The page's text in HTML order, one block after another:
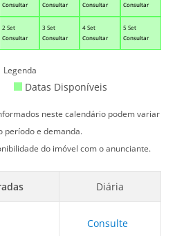
Consultar
Consultar
Consultar
Consultar
2 Set
Consultar
3 Set
Consultar
4 Set
Consultar
5 Set
Consultar
Legenda
Datas Disponíveis
neste calendário podem variar
período e demanda.
do imóvel com o anunciante.
Diária
Consulte